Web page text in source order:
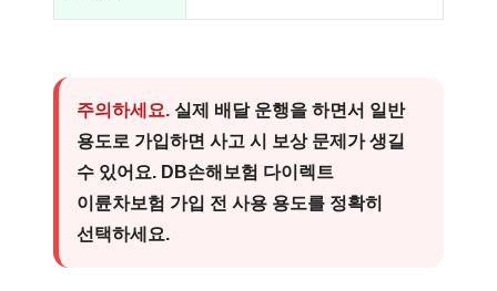
주의하세요. 실제 배달 운행을 하면서 일반
용도로 가입하면 사고 시 보상 문제가 생길
수 있어요. DB손해보험 다이렉트
이륜차보험 가입 전 사용 용도를 정확히
선택하세요.